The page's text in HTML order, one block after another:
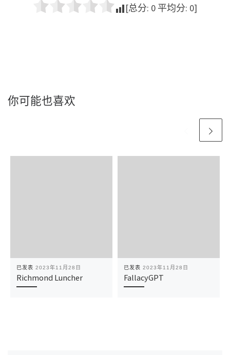
[总分: 0 平均分: 0]
你可能也喜欢
已发表 2023年11月28日
Richmond Luncher
已发表 2023年11月28日
FallacyGPT